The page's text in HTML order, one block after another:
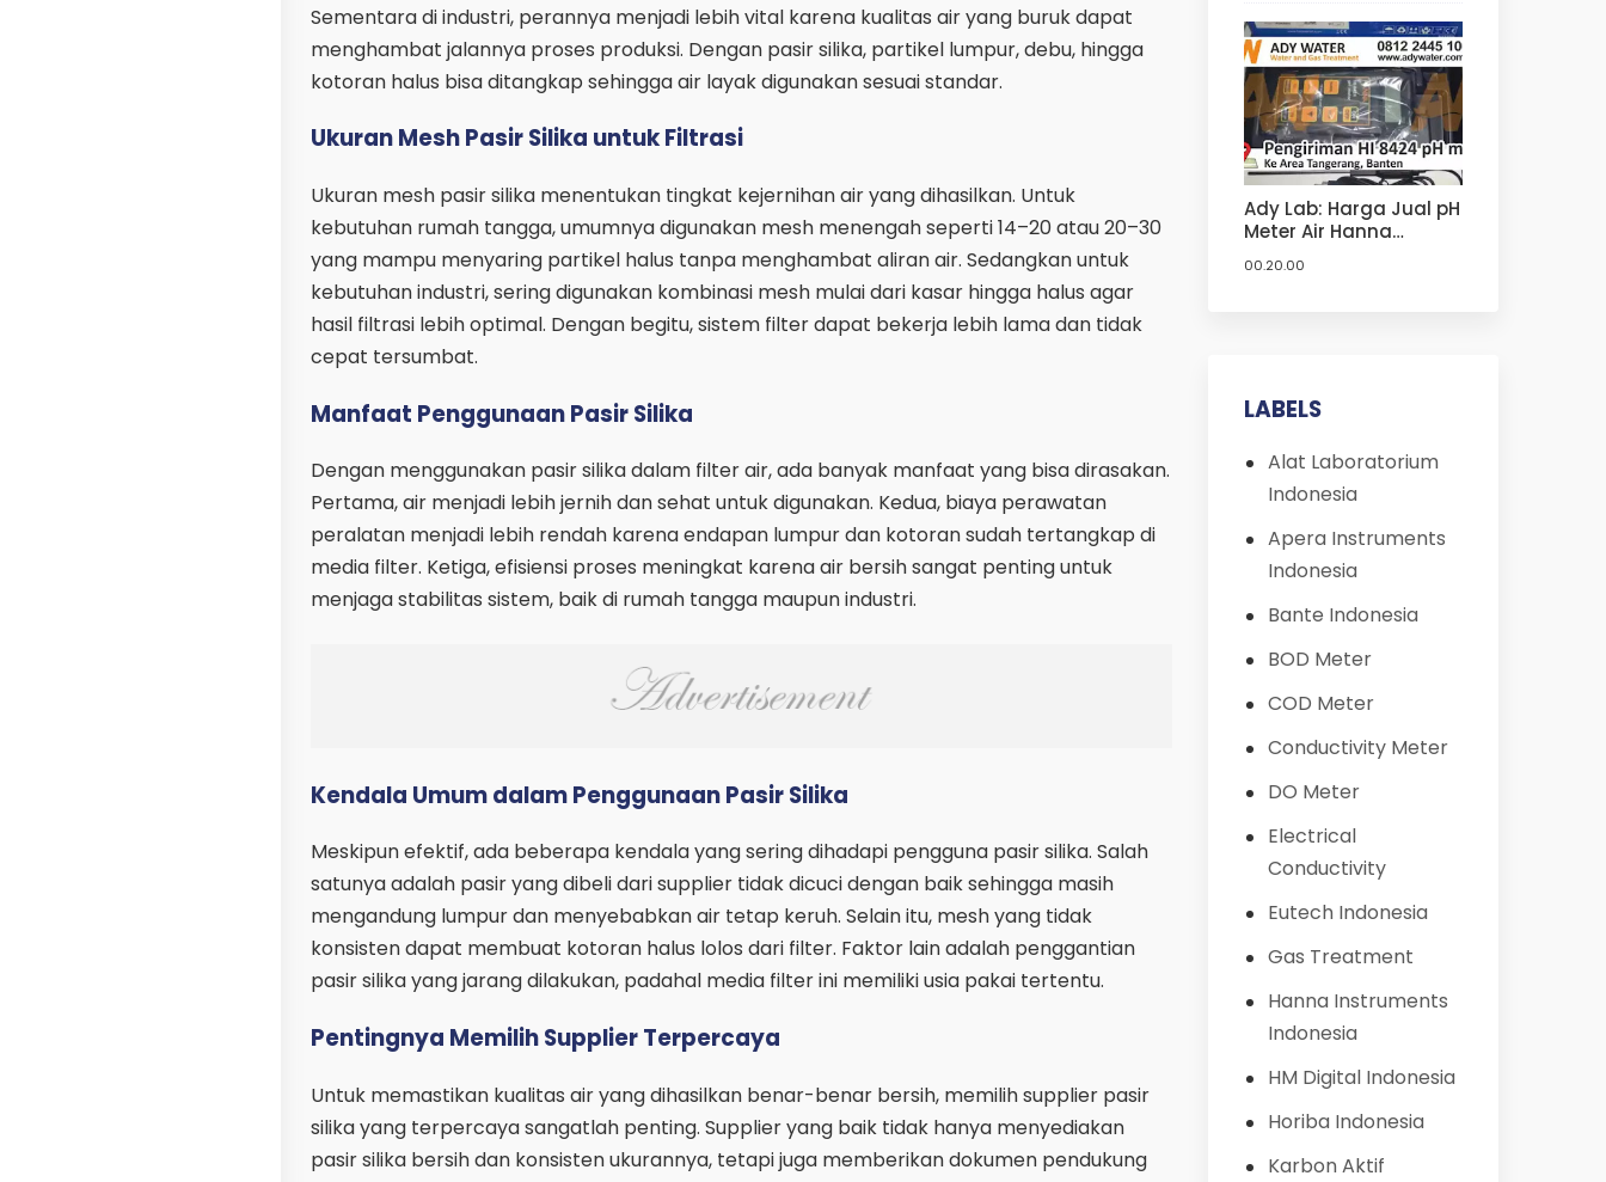
Sementara di industri, perannya menjadi lebih vital karena kualitas air yang buruk dapat
menghambat jalannya proses produksi. Dengan pasir silika, partikel lumpur, debu, hingga
kotoran halus bisa ditangkap sehingga air layak digunakan sesuai standar.
Ukuran Mesh Pasir Silika untuk Filtrasi
Ukuran mesh pasir silika menentukan tingkat kejernihan air yang dihasilkan. Untuk
kebutuhan rumah tangga, umumnya digunakan mesh menengah seperti 14–20 atau 20–30
yang mampu menyaring partikel halus tanpa menghambat aliran air. Sedangkan untuk
kebutuhan industri, sering digunakan kombinasi mesh mulai dari kasar hingga halus agar
hasil filtrasi lebih optimal. Dengan begitu, sistem filter dapat bekerja lebih lama dan tidak
cepat tersumbat.
Manfaat Penggunaan Pasir Silika
Dengan menggunakan pasir silika dalam filter air, ada banyak manfaat yang bisa dirasakan.
Pertama, air menjadi lebih jernih dan sehat untuk digunakan. Kedua, biaya perawatan
peralatan menjadi lebih rendah karena endapan lumpur dan kotoran sudah tertangkap di
media filter. Ketiga, efisiensi proses meningkat karena air bersih sangat penting untuk
menjaga stabilitas sistem, baik di rumah tangga maupun industri.
Kendala Umum dalam Penggunaan Pasir Silika
Meskipun efektif, ada beberapa kendala yang sering dihadapi pengguna pasir silika. Salah
satunya adalah pasir yang dibeli dari supplier tidak dicuci dengan baik sehingga masih
mengandung lumpur dan menyebabkan air tetap keruh. Selain itu, mesh yang tidak
konsisten dapat membuat kotoran halus lolos dari filter. Faktor lain adalah penggantian
pasir silika yang jarang dilakukan, padahal media filter ini memiliki usia pakai tertentu.
Pentingnya Memilih Supplier Terpercaya
Untuk memastikan kualitas air yang dihasilkan benar-benar bersih, memilih supplier pasir
silika yang terpercaya sangatlah penting. Supplier yang baik tidak hanya menyediakan
pasir silika bersih dan konsisten ukurannya, tetapi juga memberikan dokumen pendukung
Ady Lab: Harga Jual pH
Meter Air Hanna
Termurah | Harga Jual
00.20.00
LABELS
Alat Laboratorium
Indonesia
Apera Instruments
Indonesia
Bante Indonesia
BOD Meter
COD Meter
Conductivity Meter
DO Meter
Electrical
Conductivity
Eutech Indonesia
Gas Treatment
Hanna Instruments
Indonesia
HM Digital Indonesia
Horiba Indonesia
Karbon Aktif